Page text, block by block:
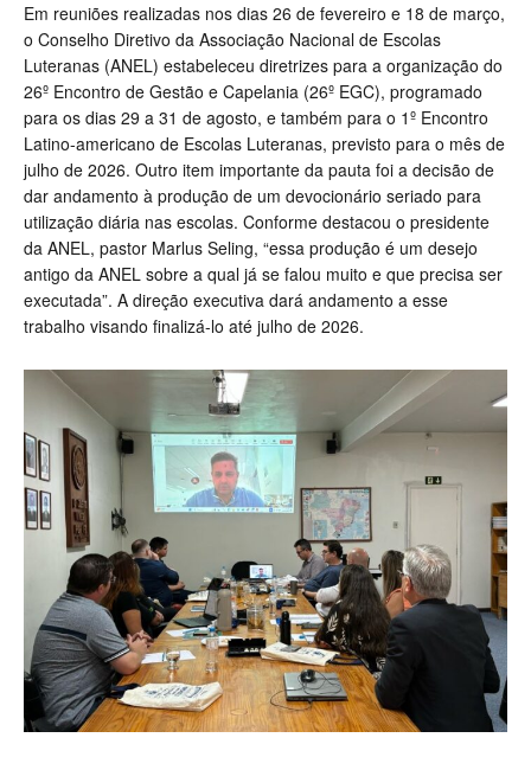
Em reuniões realizadas nos dias 26 de fevereiro e 18 de março,
o Conselho Diretivo da Associação Nacional de Escolas
Luteranas (ANEL) estabeleceu diretrizes para a organização do
26º Encontro de Gestão e Capelania (26º EGC), programado
para os dias 29 a 31 de agosto, e também para o 1º Encontro
Latino-americano de Escolas Luteranas, previsto para o mês de
julho de 2026. Outro item importante da pauta foi a decisão de
dar andamento à produção de um devocionário seriado para
utilização diária nas escolas. Conforme destacou o presidente
da ANEL, pastor Marlus Seling, “essa produção é um desejo
antigo da ANEL sobre a qual já se falou muito e que precisa ser
executada”. A direção executiva dará andamento a esse
trabalho visando finalizá-lo até julho de 2026.